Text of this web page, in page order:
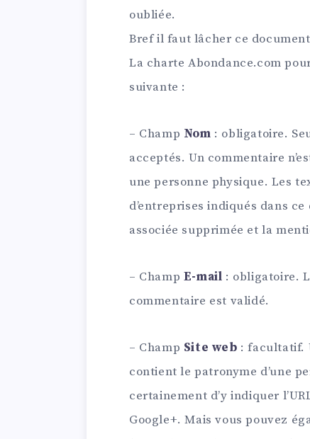
oubliée.
Bref il faut lâcher ce
La charte Abondance.com
suivante :
– Champ Nom : obligatoire.
acceptés. Un commentaire
une personne physique. Les
d’entreprises indiqués dans
associée supprimée et la
– Champ E-mail : obligatoire.
commentaire est validé.
– Champ Site web : facultatif.
contient le patronyme d’une
certainement d’y indiquer
Google+. Mais vous pouvez